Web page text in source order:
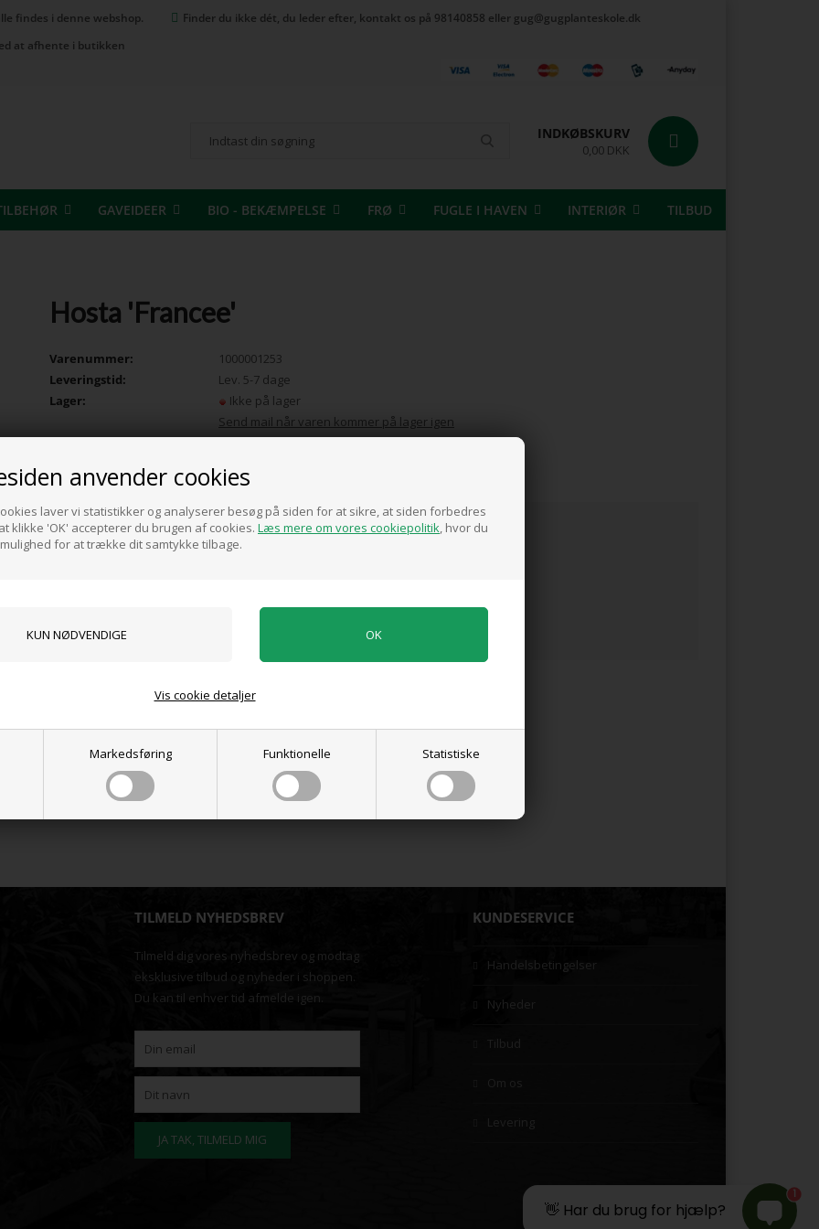
anvender cookies
laver vi statistikker og analyserer besøg på siden for at sikre, at siden forbedres
klikke 'OK' accepterer du brugen af cookies. Læs mere om vores cookiepolitik, hvor du
for at trække dit samtykke tilbage.
Markedsføring Funktionelle Statistiske
Vis cookie detaljer
findes i denne webshop.
Finder du ikke dét, du leder efter, kontakt os på 98140858 eller gug@gugplanteskole.dk
at afhente i butikken
INDKØBSKURV
0,00 DKK
GAVEIDEER BIO - BEKÆMPELSE FRØ FUGLE I HAVEN INTERIØR TILBUD
Hosta 'Francee'
Varenummer:
1000001253
Leveringstid:
Lev. 5-7 dage
Lager:
Ikke på lager
Send mail når varen kommer på lager igen
Hosta hybrid 'Francee'1 liter potte.
Pris ved køb af min. 1
89,00DKK
Tilføj anmeldelse
Produktet er endnu ikke anmeldt.
Skriv en anmeldelse.
TILMELD NYHEDSBREV
Tilmeld dig vores nyhedsbrev og modtag
eksklusive tilbud og nyheder i shoppen.
Du kan til enhver tid afmelde igen.
KUNDESERVICE
Handelsbetingelser
Nyheder
Tilbud
Levering
👋 Har du brug for hjælp?
1